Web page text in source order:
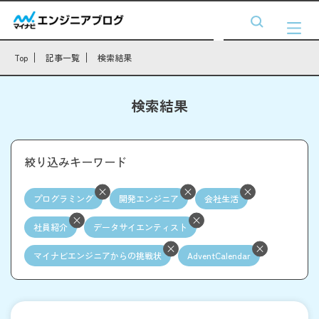
Top 記事一覧 検索結果
検索結果
絞り込みキーワード
プログラミング 開発エンジニア 会社生活
社員紹介 データサイエンティスト
マイナビエンジニアからの挑戦状 AdventCalendar